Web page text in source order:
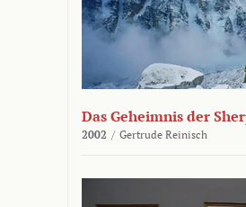
Das Geheimnis der
2002 / Gertrude Reinisch